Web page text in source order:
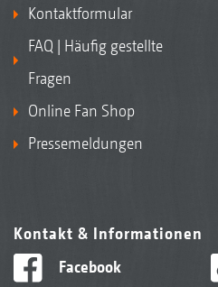
Kontaktformular
FAQ | Häufig gestellte
Fragen
Online Fan Shop
Pressemeldungen
Kontakt & Informationen
Facebook